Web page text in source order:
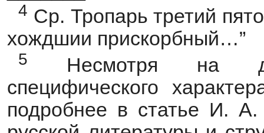
4 Ср. Тропарь третий
хождшии прискорбный…”
5
Несмотря на
специфического
подробнее в статье И. А.